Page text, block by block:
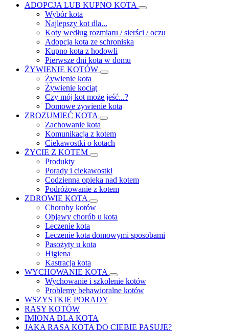
ADOPCJA LUB KUPNO KOTA
Wybór kota
Najlepszy kot dla...
Koty według rozmiaru / sierści / oczu
Adopcja kota ze schroniska
Kupno kota z hodowli
Pierwsze dni kota w domu
ŻYWIENIE KOTÓW
Żywienie kota
Żywienie kociąt
Czy mój kot może jeść...?
Domowe żywienie kota
ZROZUMIEĆ KOTA
Zachowanie kota
Komunikacja z kotem
Ciekawostki o kotach
ŻYCIE Z KOTEM
Produkty
Porady i ciekawostki
Codzienna opieka nad kotem
Podróżowanie z kotem
ZDROWIE KOTA
Choroby kotów
Objawy chorób u kota
Leczenie kota
Leczenie kota domowymi sposobami
Pasożyty u kota
Higiena
Kastracja kota
WYCHOWANIE KOTA
Wychowanie i szkolenie kotów
Problemy behawioralne kotów
WSZYSTKIE PORADY
RASY KOTÓW
IMIONA DLA KOTA
JAKA RASA KOTA DO CIEBIE PASUJE?